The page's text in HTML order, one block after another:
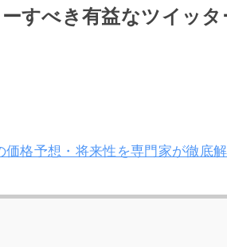
すべき有益なツイッ
格予想・将来性を専門家が徹底